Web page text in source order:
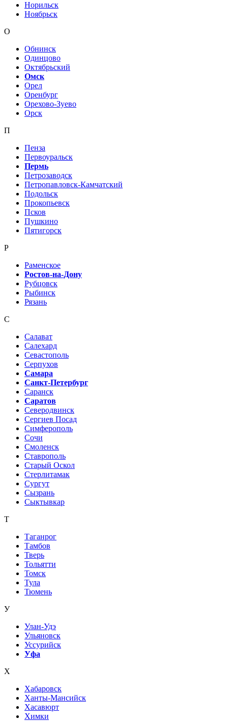
Норильск
Ноябрьск
О
Обнинск
Одинцово
Октябрьский
Омск
Орел
Оренбург
Орехово-Зуево
Орск
П
Пенза
Первоуральск
Пермь
Петрозаводск
Петропавловск-Камчатский
Подольск
Прокопьевск
Псков
Пушкино
Пятигорск
Р
Раменское
Ростов-на-Дону
Рубцовск
Рыбинск
Рязань
С
Салават
Салехард
Севастополь
Серпухов
Самара
Санкт-Петербург
Саранск
Саратов
Северодвинск
Сергиев Посад
Симферополь
Сочи
Смоленск
Ставрополь
Старый Оскол
Стерлитамак
Сургут
Сызрань
Сыктывкар
Т
Таганрог
Тамбов
Тверь
Тольятти
Томск
Тула
Тюмень
У
Улан-Удэ
Ульяновск
Уссурийск
Уфа
Х
Хабаровск
Ханты-Мансийск
Хасавюрт
Химки